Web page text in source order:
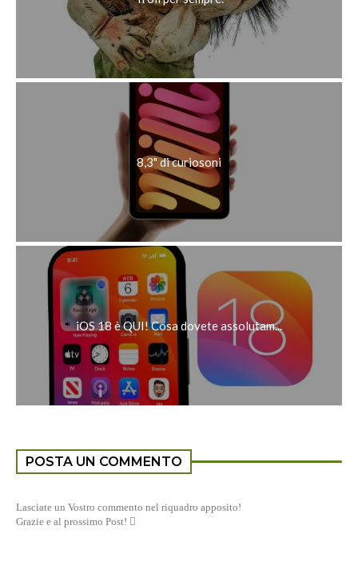
8,3" di curiosoni
iOS 18 è QUI! Cosa dovete assolutam...
POSTA UN COMMENTO
Lasciate un Vostro commento nel riquadro apposito!
Grazie e al prossimo Post! 